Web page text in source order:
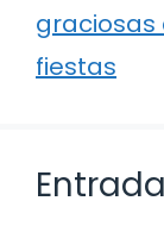
graciosas
fiestas